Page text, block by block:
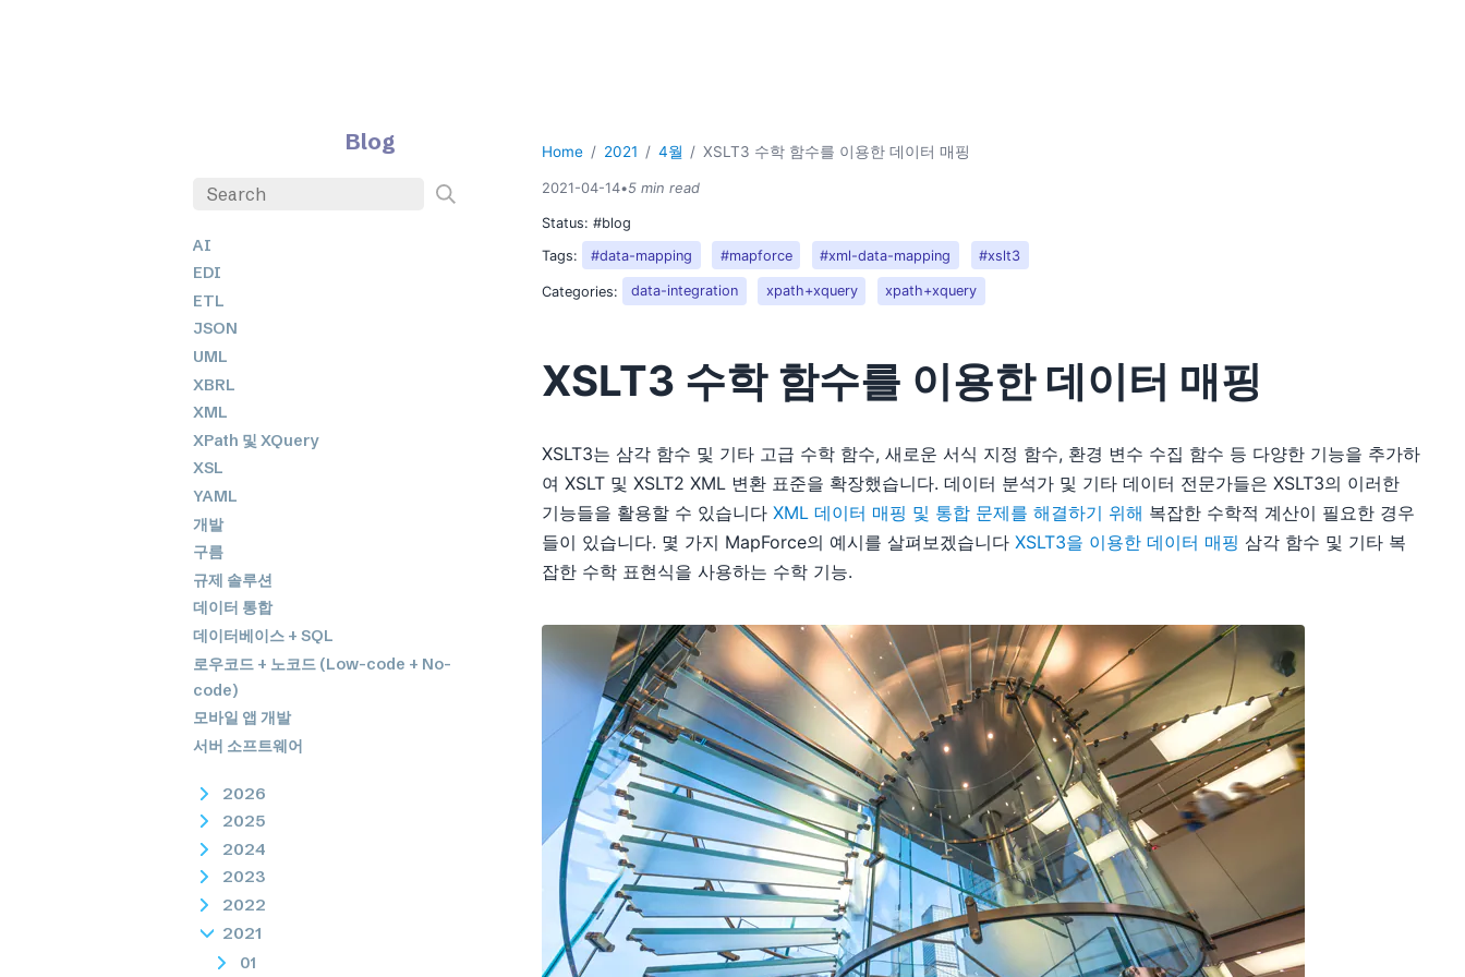
Blog
AI
EDI
ETL
JSON
UML
XBRL
XML
XPath 및 XQuery
XSL
YAML
개발
구름
규제 솔루션
데이터 통합
데이터베이스 + SQL
로우코드 + 노코드 (Low-code + No-
code)
모바일 앱 개발
서버 소프트웨어
2026
2025
2024
2023
2022
2021
01
Home 2021 4월 XSLT3 수학 함수를 이용한 데이터 매핑
2021-04-14•5 min read
Status:#blog
Tags:
#data-mapping #mapforce #xml-data-mapping #xslt3
Categories: data-integration xpath+xquery xpath+xquery
XSLT3 수학 함수를 이용한 데이터 매핑
XSLT3는 삼각 함수 및 기타 고급 수학 함수, 새로운 서식 지정 함수, 환경 변수 수집 함수 등 다양한 기능을 추가하
여 XSLT 및 XSLT2 XML 변환 표준을 확장했습니다. 데이터 분석가 및 기타 데이터 전문가들은 XSLT3의 이러한
기능들을 활용할 수 있습니다XML 데이터 매핑 및 통합 문제를 해결하기 위해 복잡한 수학적 계산이 필요한 경우
들이 있습니다. 몇 가지 MapForce의 예시를 살펴보겠습니다XSLT3을 이용한 데이터 매핑 삼각 함수 및 기타 복
잡한 수학 표현식을 사용하는 수학 기능.